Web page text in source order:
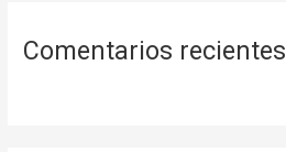
Comentarios recientes